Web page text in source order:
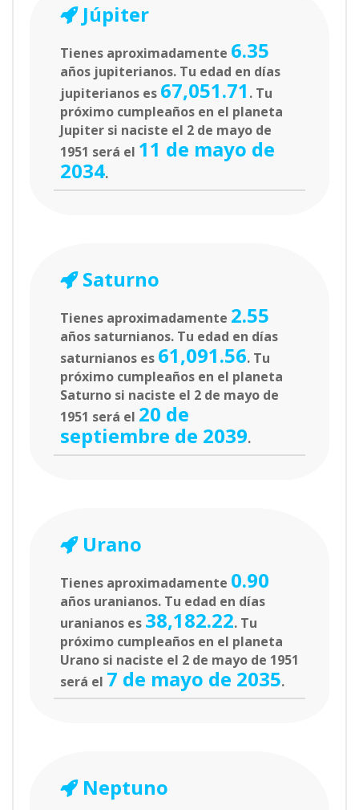
Júpiter
Tienes aproximadamente 6.35
años jupiterianos. Tu edad en días
jupiterianos es 67,051.71 . Tu
próximo cumpleaños en el planeta
Jupiter si naciste el 2 de mayo de
1951 será el 11 de mayo de
2034.
Saturno
Tienes aproximadamente 2.55
años saturnianos. Tu edad en días
saturnianos es 61,091.56. Tu
próximo cumpleaños en el planeta
Saturno si naciste el 2 de mayo de
1951 será el 20 de
septiembre de 2039.
Urano
Tienes aproximadamente 0.90
años uranianos. Tu edad en días
uranianos es 38,182.22. Tu
próximo cumpleaños en el planeta
Urano si naciste el 2 de mayo de 1951
será el 7 de mayo de 2035.
Neptuno